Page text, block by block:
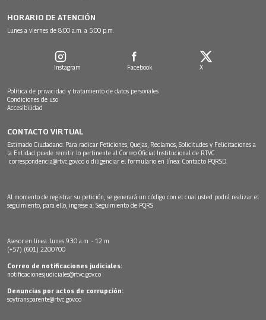
HORARIO DE ATENCIÓN
Lunes a viernes de 8:00 a.m. a 5:00 p.m.
Instagram Facebook X
Política de privacidad y tratamiento de datos personales
Condiciones de uso
Accesibilidad
CONTACTO VIRTUAL
Estimado Ciudadano: Para radicar Peticiones, Quejas, Reclamos, Solicitudes y Felicitaciones a
la Entidad puede remitir lo pertinente al Correo Oficial Institucional de RTVC
correspondencia@rtvc.gov.co o diligenciar el formulario en línea: Contacto PQRSD.
Al momento de registrar su petición, se generará un código con el cual usted podrá realizar el
seguimiento, para ello, ingrese a: Seguimiento de PQRS
Asesor en línea: lunes 9:30 a.m. - 12 m
(+57) (601) 2200700
Correo de notificaciones judiciales:
notificacionesjudiciales@rtvc.gov.co
Denuncias por actos de corrupción:
soytransparente@rtvc.gov.co